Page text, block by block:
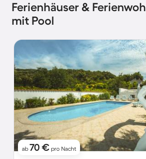
Ferienhäuser &
mit Pool
ab 70 € pro Nacht